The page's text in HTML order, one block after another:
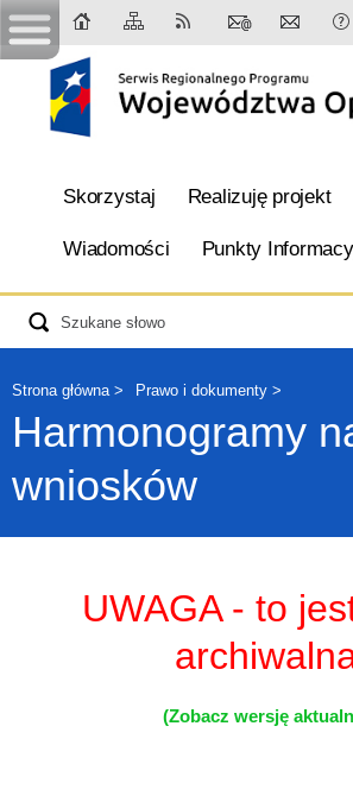
Skorzystaj Realizuję projekt
Wiadomości Punkty
Strona główna Prawo i dokumenty
Harmonogramy
wniosków
UWAGA - to
(Zobacz wersję